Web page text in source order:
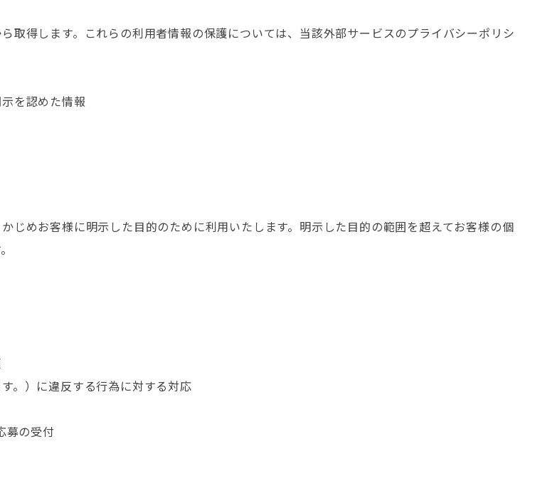
得します。これらの利用者情報の保護については、当該外部サービスのプライバシーポリシ
を認めた情報
めお客様に明示した目的のために利用いたします。明示した目的の範囲を超えてお客様の個
。）に違反する行為に対する対応
募の受付